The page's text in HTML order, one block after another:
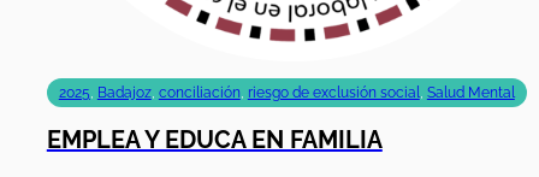
2025, Badajoz, conciliación, riesgo de exclusión social, Salud Mental
EMPLEA Y EDUCA EN FAMILIA